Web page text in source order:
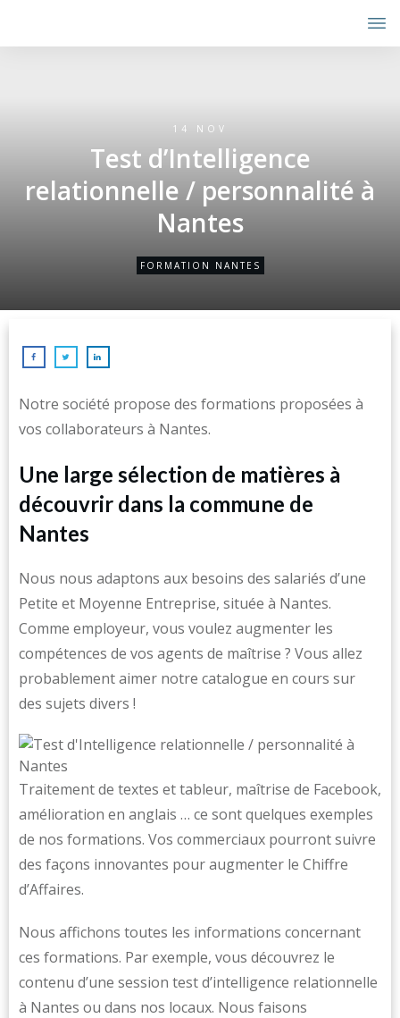
14 NOV
Test d’Intelligence
relationnelle / personnalité à
Nantes
FORMATION NANTES
Notre société propose des formations proposées à
vos collaborateurs à Nantes.
Une large sélection de matières à
découvrir dans la commune de
Nantes
Nous nous adaptons aux besoins des salariés d’une
Petite et Moyenne Entreprise, située à Nantes.
Comme employeur, vous voulez augmenter les
compétences de vos agents de maîtrise ? Vous allez
probablement aimer notre catalogue en cours sur
des sujets divers !
Traitement de textes et tableur, maîtrise de Facebook,
amélioration en anglais … ce sont quelques exemples
de nos formations. Vos commerciaux pourront suivre
des façons innovantes pour augmenter le Chiffre
d’Affaires.
Nous affichons toutes les informations concernant
ces formations. Par exemple, vous découvrez le
contenu d’une session test d’intelligence relationnelle
à Nantes ou dans nos locaux. Nous faisons